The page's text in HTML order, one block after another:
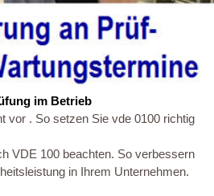
im Betrieb
vor . So setzen Sie vde 0100 richtig
VDE 100 beachten. So verbessern
in Ihrem Unternehmen.